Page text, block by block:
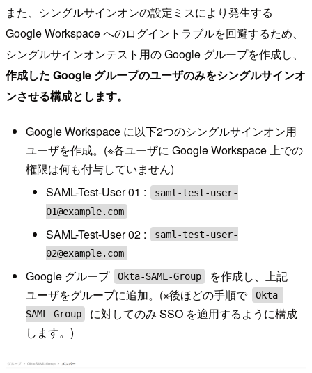
また、シングルサインオンの設定ミスにより発生する
Google Workspace へのログイントラブルを回避するため、
シングルサインオンテスト用の Google グループを作成し、
作成した Google グループのユーザのみをシングルサインオ
ンさせる構成とします。
Google Workspace に以下2つのシングルサインオン用
ユーザを作成。(※各ユーザに Google Workspace 上での
権限は何も付与していません)
SAML-Test-User 01 :
saml-test-user-
01@example.com
SAML-Test-User 02 :
saml-test-user-
02@example.com
Google グループ Okta-SAML-Group
を作成し、上記
ユーザをグループに追加。(※後ほどの手順で
Okta-
SAML-Group
に対してのみ SSO を適用するように構成
します。)